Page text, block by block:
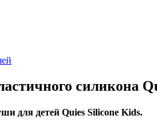
силикона
для детей Quies Silicone Kids.